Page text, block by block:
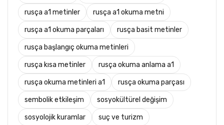
rusça a1 metinler rusça a1 okuma metni
rusça a1 okuma parçaları rusça basit metinler
rusça başlangıç okuma metinleri
rusça kısa metinler rusça okuma anlama a1
rusça okuma metinleri a1 rusça okuma parçası
sembolik etkileşim sosyokültürel değişim
sosyolojik kuramlar suç ve turizm